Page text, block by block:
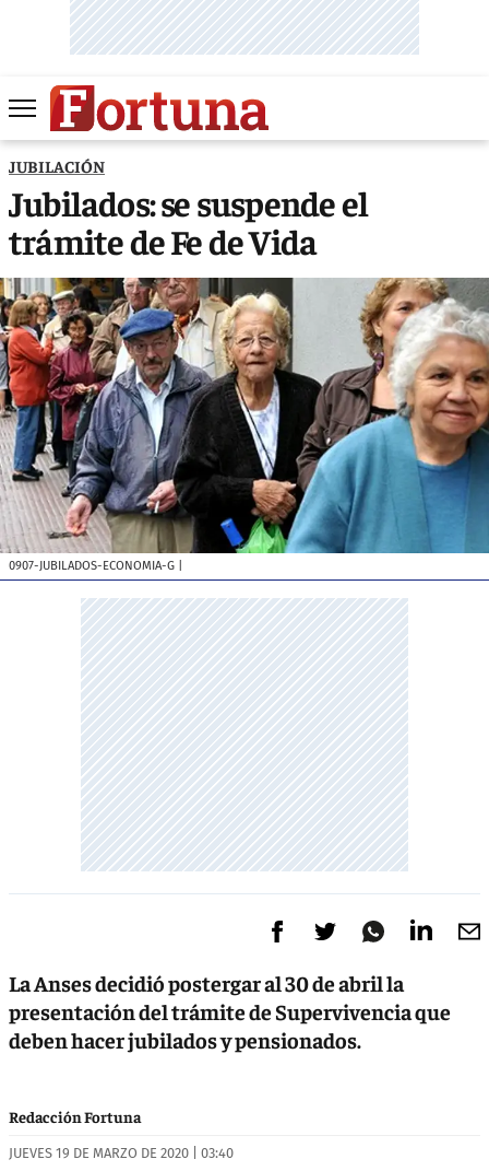
JUBILACIÓN
Jubilados: se suspende el
trámite de Fe de Vida
0907-JUBILADOS-ECONOMIA-G
La Anses decidió postergar al 30 de abril la
presentación del trámite de Supervivencia que
deben hacer jubilados y pensionados.
Redacción Fortuna
JUEVES 19 DE MARZO DE 2020 | 03:40